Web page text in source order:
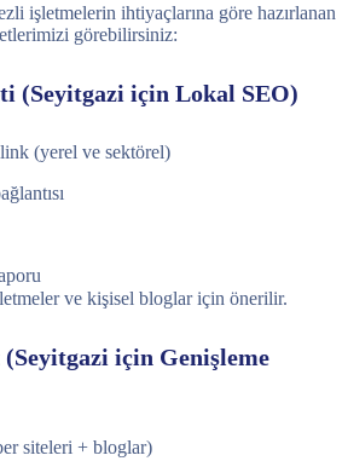
işletmelerin ihtiyaçlarına göre hazırlanan
görebilirsiniz:
(Seyitgazi için Lokal SEO)
(yerel ve sektörel)
ve kişisel bloglar için önerilir.
için Genişleme
siteleri + bloglar)